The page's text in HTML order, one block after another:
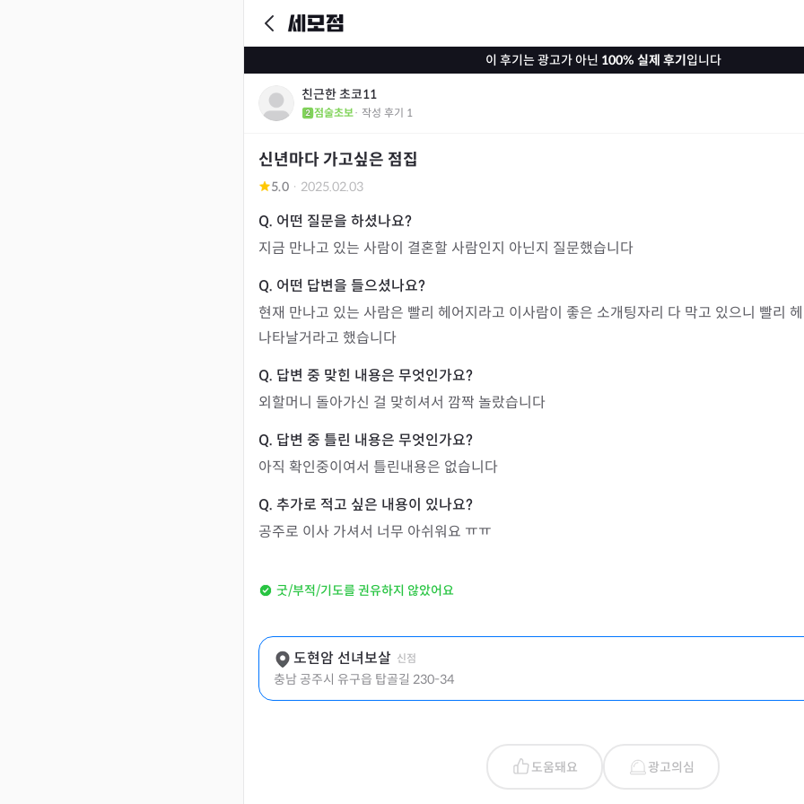
이 후기는 광고가 아닌 100% 실제 후기입니다
친근한 초코11
점술초보· 작성 후기 1
신년마다 가고싶은 점집
5.0 · 2025.02.03
지금 만나고 있는 사람이 결혼할 사람인지 아닌지 질문했습니다
현재 만나고 있는 사람은 빨리 헤어지라고 이사람이 좋은 소개팅자리 다 막고 있으니 빨리
나타날거라고 했습니다
외할머니 돌아가신 걸 맞히셔서 깜짝 놀랐습니다
아직 확인중이여서 틀린내용은 없습니다
공주로 이사 가셔서 너무 아쉬워요 ㅠㅠ
굿/부적/기도를 권유하지 않았어요
도현암 선녀보살 신점
충남 공주시 유구읍 탑골길 230-34
도움돼요 광고의심